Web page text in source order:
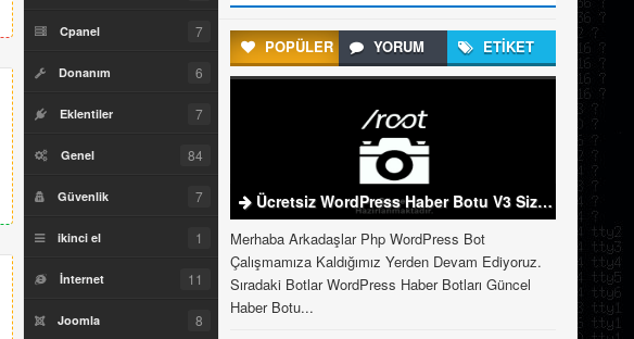
Cpanel 7
Donanım 6
Eklentiler 7
Genel 84
Güvenlik 7
ikinci el 1
İnternet 11
Joomla 8
POPÜLER YORUM ETİKET
Ücretsiz WordPress Haber Botu V3 Sizlerle
Merhaba Arkadaşlar Php WordPress Bot
Çalışmamıza Kaldığımız Yerden Devam Ediyoruz.
Sıradaki Botlar WordPress Haber Botları Güncel
Haber Botu...